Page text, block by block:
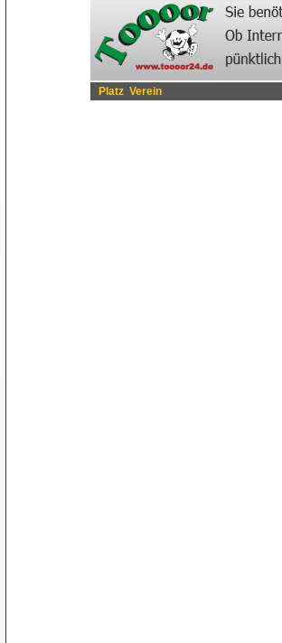
Platz Verein